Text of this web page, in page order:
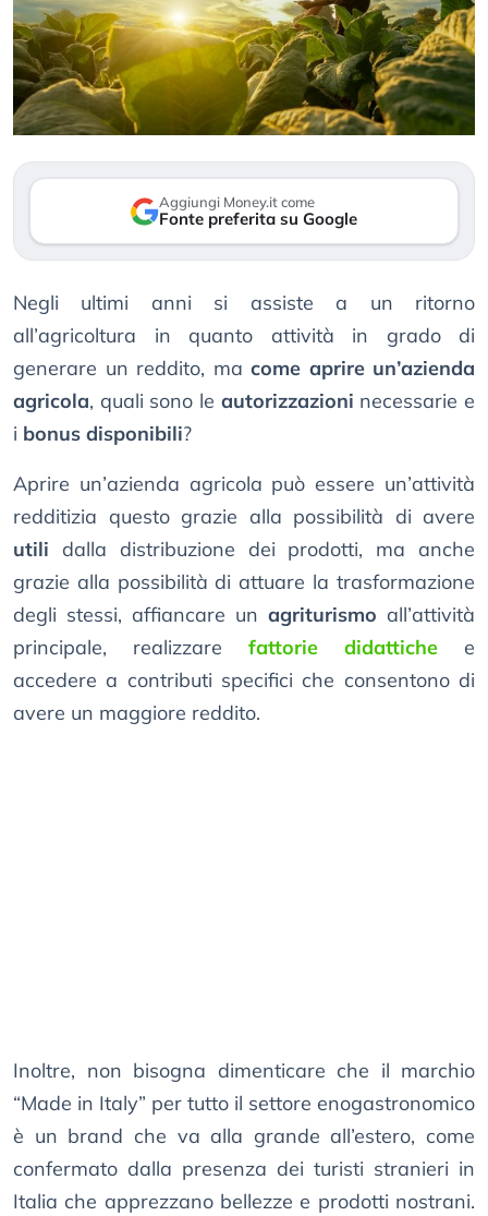
Aggiungi Money.it come
Fonte preferita su Google
Negli ultimi anni si assiste a un ritorno
all’agricoltura in quanto attività in grado di
generare un reddito, ma come aprire un’azienda
agricola, quali sono le autorizzazioni necessarie e
i bonus disponibili?
Aprire un’azienda agricola può essere un’attività
redditizia questo grazie alla possibilità di avere
utili dalla distribuzione dei prodotti, ma anche
grazie alla possibilità di attuare la trasformazione
degli stessi, affiancare un agriturismo all’attività
principale, realizzare fattorie didattiche e
accedere a contributi specifici che consentono di
avere un maggiore reddito.
Inoltre, non bisogna dimenticare che il marchio
“Made in Italy” per tutto il settore enogastronomico
è un brand che va alla grande all’estero, come
confermato dalla presenza dei turisti stranieri in
Italia che apprezzano bellezze e prodotti nostrani.